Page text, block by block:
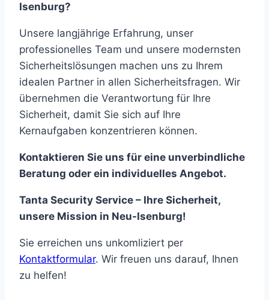
Isenburg?
Unsere langjährige Erfahrung, unser
professionelles Team und unsere modernsten
Sicherheitslösungen machen uns zu Ihrem
idealen Partner in allen Sicherheitsfragen. Wir
übernehmen die Verantwortung für Ihre
Sicherheit, damit Sie sich auf Ihre
Kernaufgaben konzentrieren können.
Kontaktieren Sie uns für eine unverbindliche
Beratung oder ein individuelles Angebot.
Tanta Security Service – Ihre Sicherheit,
unsere Mission in Neu-Isenburg!
Sie erreichen uns unkomliziert per
Kontaktformular. Wir freuen uns darauf, Ihnen
zu helfen!